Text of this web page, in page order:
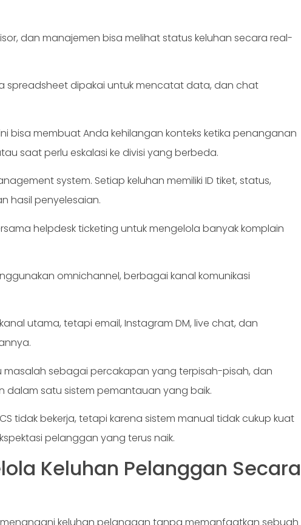
dan manajemen bisa melihat status keluhan secara real-
spreadsheet dipakai untuk mencatat data, dan chat
bisa membuat Anda kehilangan konteks ketika penanganan
saat perlu eskalasi ke divisi yang berbeda.
system. Setiap keluhan memiliki ID tiket, status,
hasil penyelesaian.
helpdesk ticketing untuk mengelola banyak komplain
omnichannel, berbagai kanal komunikasi
utama, tetapi email, Instagram DM, live chat, dan
masalah sebagai percakapan yang terpisah-pisah, dan
dalam satu sistem pemantauan yang baik.
tidak bekerja, tetapi karena sistem manual tidak cukup kuat
pelanggan yang terus naik.
Keluhan Pelanggan Secara
keluhan pelanggan tanpa memanfaatkan sebuah